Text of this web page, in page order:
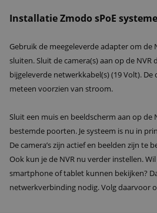
Installatie Zmodo sPoE
Gebruik de meegeleverde adapter om de
sluiten. Sluit de camera(s) aan op de
bijgeleverde netwerkkabel(s) (19 Volt). De
meteen voorzien van stroom.
Sluit een muis en beeldscherm aan op de
bestemde poorten. Je systeem is nu in
De camera’s zijn actief en beelden zijn te
Ook kun je de NVR nu verder instellen.
smartphone of tablet kunnen bekijken?
netwerkverbinding nodig. Volg daarvoor